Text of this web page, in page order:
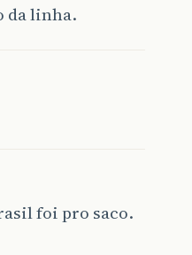
da linha.
foi pro saco.